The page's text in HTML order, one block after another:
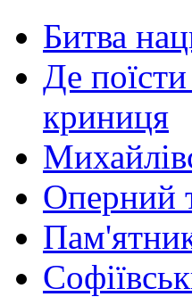
Битва
Де
криниця
Оперний